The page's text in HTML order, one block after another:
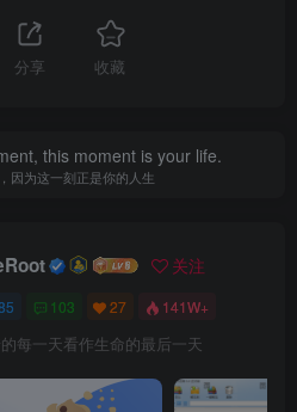
分享 收藏
this moment is your life.
因为这一刻正是你的人生
关注
103 27 141W+
每一天看作生命的最后一天